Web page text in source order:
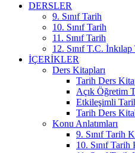
DERSLER
9. Sınıf Tarih
10. Sınıf Tarih
11. Sınıf Tarih
12. Sınıf T.C.
İÇERIKLER
Ders Kitapları
Tarih Ders
Açık Öğretim
Etkileşimli
Tarih Ders
Konu Anlatımları
9. Sınıf Tarih
10. Sınıf Tarih